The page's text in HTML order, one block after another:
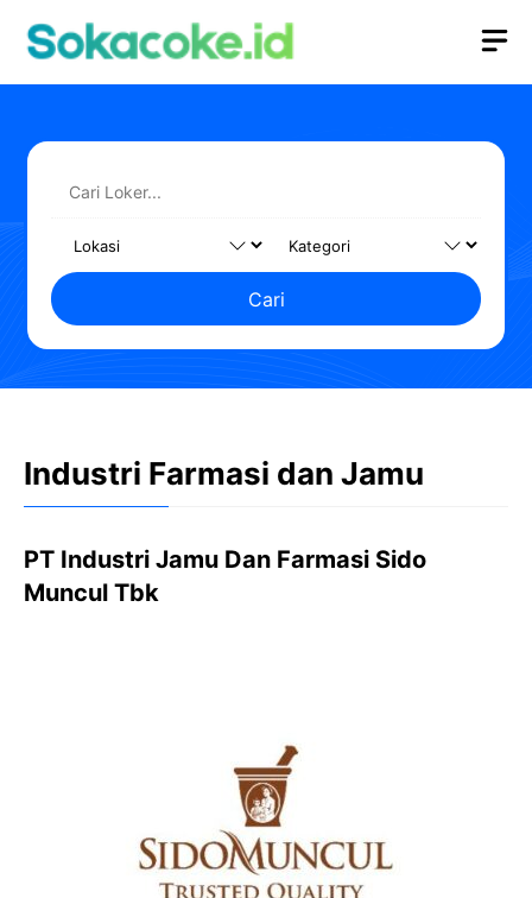
Cari
Industri Farmasi dan Jamu
PT Industri Jamu Dan Farmasi Sido
Muncul Tbk